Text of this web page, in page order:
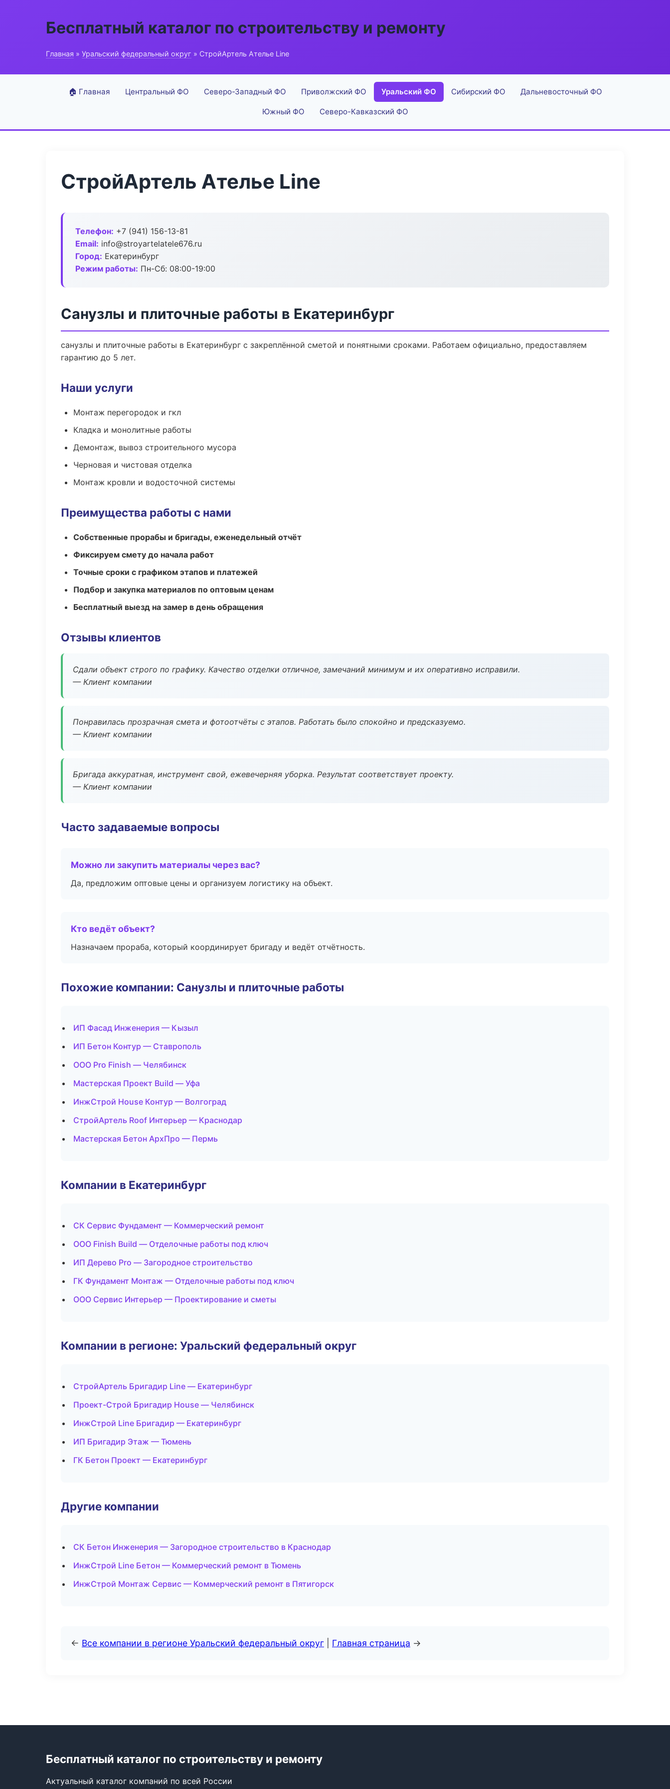
Бесплатный каталог по строительству и ремонту
Главная » Уральский федеральный округ » СтройАртель Ателье Line
🏠 Главная Центральный ФО Северо-Западный ФО Приволжский ФО Уральский ФО Сибирский ФО Дальневосточный ФО
Южный ФО Северо-Кавказский ФО
СтройАртель Ателье Line
Телефон: +7 (941) 156-13-81
Email: info@stroyartelatele676.ru
Город: Екатеринбург
Режим работы: Пн-Сб: 08:00-19:00
Санузлы и плиточные работы в Екатеринбург
санузлы и плиточные работы в Екатеринбург с закреплённой сметой и понятными сроками. Работаем официально, предоставляем
гарантию до 5 лет.
Наши услуги
Монтаж перегородок и гкл
Кладка и монолитные работы
Демонтаж, вывоз строительного мусора
Черновая и чистовая отделка
Монтаж кровли и водосточной системы
Преимущества работы с нами
Собственные прорабы и бригады, еженедельный отчёт
Фиксируем смету до начала работ
Точные сроки с графиком этапов и платежей
Подбор и закупка материалов по оптовым ценам
Бесплатный выезд на замер в день обращения
Отзывы клиентов
Сдали объект строго по графику. Качество отделки отличное, замечаний минимум и их оперативно исправили.
— Клиент компании
Понравилась прозрачная смета и фотоотчёты с этапов. Работать было спокойно и предсказуемо.
— Клиент компании
Бригада аккуратная, инструмент свой, ежевечерняя уборка. Результат соответствует проекту.
— Клиент компании
Часто задаваемые вопросы
Можно ли закупить материалы через вас?
Да, предложим оптовые цены и организуем логистику на объект.
Кто ведёт объект?
Назначаем прораба, который координирует бригаду и ведёт отчётность.
Похожие компании: Санузлы и плиточные работы
ИП Фасад Инженерия — Кызыл
ИП Бетон Контур — Ставрополь
ООО Pro Finish — Челябинск
Мастерская Проект Build — Уфа
ИнжСтрой House Контур — Волгоград
СтройАртель Roof Интерьер — Краснодар
Мастерская Бетон АрхПро — Пермь
Компании в Екатеринбург
СК Сервис Фундамент — Коммерческий ремонт
ООО Finish Build — Отделочные работы под ключ
ИП Дерево Pro — Загородное строительство
ГК Фундамент Монтаж — Отделочные работы под ключ
ООО Сервис Интерьер — Проектирование и сметы
Компании в регионе: Уральский федеральный округ
СтройАртель Бригадир Line — Екатеринбург
Проект-Строй Бригадир House — Челябинск
ИнжСтрой Line Бригадир — Екатеринбург
ИП Бригадир Этаж — Тюмень
ГК Бетон Проект — Екатеринбург
Другие компании
СК Бетон Инженерия — Загородное строительство в Краснодар
ИнжСтрой Line Бетон — Коммерческий ремонт в Тюмень
ИнжСтрой Монтаж Сервис — Коммерческий ремонт в Пятигорск
← Все компании в регионе Уральский федеральный округ Главная страница →
Бесплатный каталог по строительству и ремонту
Актуальный каталог компаний по всей России